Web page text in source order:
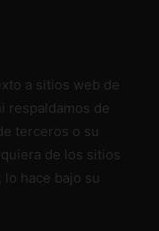
a sitios web de
respaldamos de
terceros o su
de los sitios
hace bajo su